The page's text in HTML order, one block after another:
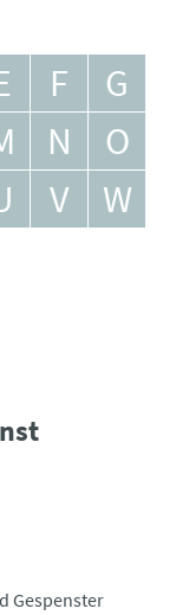
F
G
N
O
V
W
Gespenster